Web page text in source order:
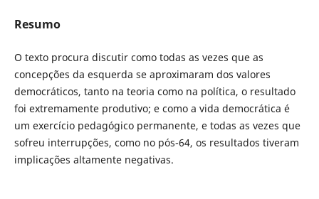
Resumo
O texto procura discutir como todas as vezes que as
concepções da esquerda se aproximaram dos valores
democráticos, tanto na teoria como na política, o resultado
foi extremamente produtivo; e como a vida democrática é
um exercício pedagógico permanente, e todas as vezes que
sofreu interrupções, como no pós-64, os resultados tiveram
implicações altamente negativas.